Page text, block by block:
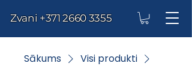
Zvani +371 2660 3355
Sākums
Visi produkti